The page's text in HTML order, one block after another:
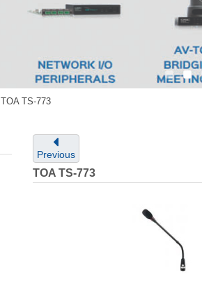
TOA TS-773
Previous
TOA TS-773